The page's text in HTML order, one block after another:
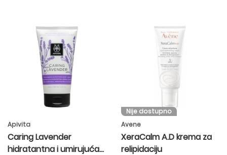
Apivita
Caring Lavender
hidratantna i umirujuća
Nije dostupno
Avene
XeraCalm A.D krema za
relipidaciju